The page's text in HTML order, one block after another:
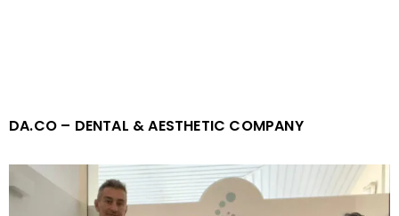
DA.CO – DENTAL & AESTHETIC COMPANY